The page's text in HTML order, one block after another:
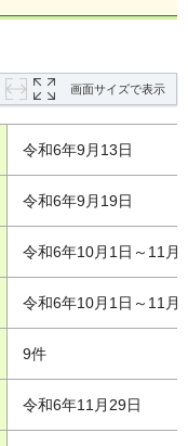
画面サイズで表示
令和6年9月13日
令和6年9月19日
令和6年10月1日～11月
令和6年10月1日～11月
9件
令和6年11月29日